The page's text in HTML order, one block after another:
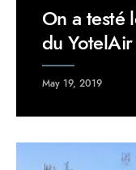
On a testé
du
May 19, 2019